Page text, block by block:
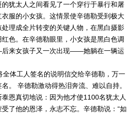
犹太人之间看见了一个穿行于暴行和屠
服的小女孩。这情景使辛德勒受到极大
理成全片转变的关键人物，在黑白摄影
色。在辛德勒眼里，小女孩是黑白色调
来女孩子又一次出现——她躺在一辆运
体工人签名的说明信交给辛德勒，万一
。 辛德勒激动得热泪奔流、难以自持。
恩真切地说：因为他才使1100名犹太人
了他的恩泽，永志不忘。辛德勒说：“如